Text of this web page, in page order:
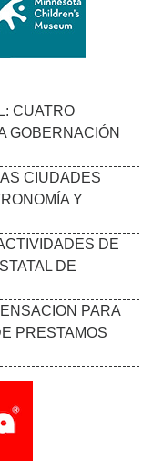
CUATRO
GOBERNACIÓN
CIUDADES
Y
DE
DE
PARA
PRESTAMOS